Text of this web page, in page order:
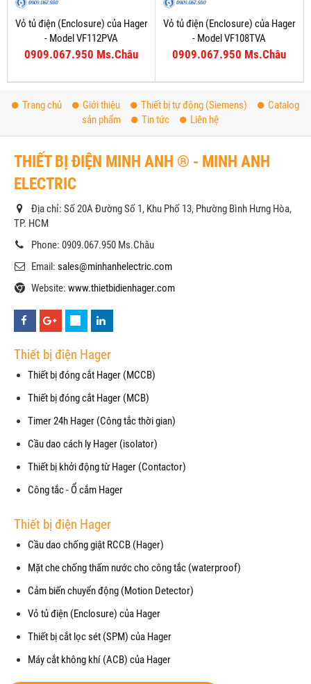
Vỏ tủ điện (Enclosure) của Hager
- Model VF112PVA
0909.067.950 Ms.Châu
Vỏ tủ điện (Enclosure) của Hager
- Model VF108TVA
0909.067.950 Ms.Châu
Trang chủ Giới thiệu Thiết bị tự động (Siemens)
Catalog
sản phẩm
Tin tức Liên hệ
THIẾT BỊ ĐIỆN MINH ANH ® - MINH ANH
ELECTRIC
Địa chỉ: Số 20A Đường Số 1, Khu Phố 13, Phường Bình Hưng Hòa,
TP. HCM
Phone: 0909.067.950 Ms.Châu
Email: sales@minhanhelectric.com
Website: www.thietbidienhager.com
Thiết bị điện Hager
Thiết bị đóng cắt Hager (MCCB)
Thiết bị đóng cắt Hager (MCB)
Timer 24h Hager (Công tắc thời gian)
Cầu dao cách ly Hager (isolator)
Thiết bị khởi động từ Hager (Contactor)
Công tắc - Ổ cắm Hager
Thiết bị điện Hager
Cầu dao chống giật RCCB (Hager)
Mặt che chống thấm nước cho công tắc (waterproof)
Cảm biến chuyển động (Motion Detector)
Vỏ tủ điện (Enclosure) của Hager
Thiết bị cắt lọc sét (SPM) của Hager
Máy cắt không khí (ACB) của Hager